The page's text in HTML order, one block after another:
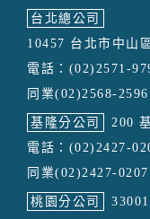
台北總公司
10457 台北市中山
電話：(02)2571-
同業(02)2568-2596
基隆分公司
200
電話：(02)2427-
同業(02)2427-0207
桃園分公司